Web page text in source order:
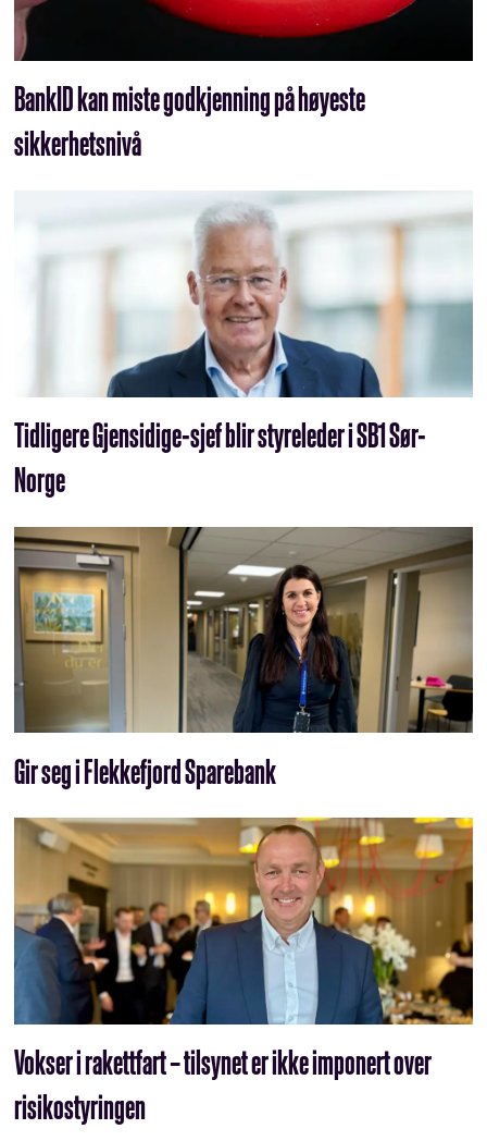
BankID kan miste godkjenning på høyeste
sikkerhetsnivå
Tidligere Gjensidige-sjef blir styreleder i SB1 Sør-
Norge
Gir seg i Flekkefjord Sparebank
Vokser i rakettfart – tilsynet er ikke imponert over
risikostyringen